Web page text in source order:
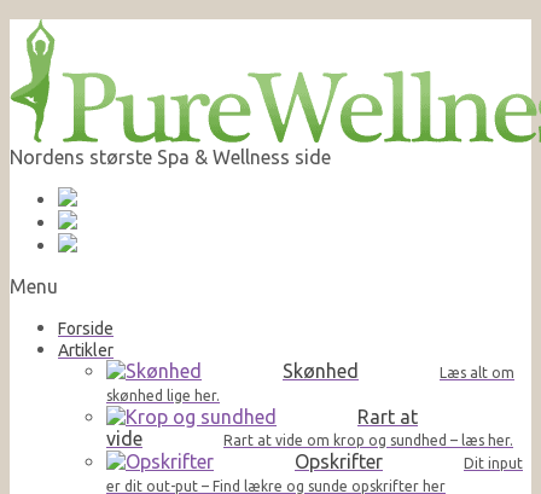
Nordens største Spa & Wellness side
Menu
Forside
Artikler
Skønhed
Læs alt om
skønhed lige her.
Rart at
vide
Rart at vide om krop og sundhed – læs her.
Opskrifter
Dit input
er dit out-put – Find lækre og sunde opskrifter her